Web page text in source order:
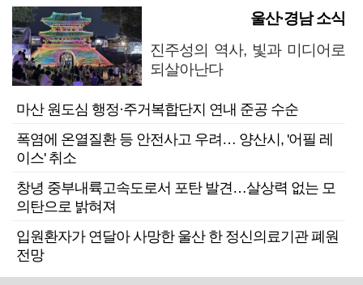
울산·경남 소식
진주성의 역사, 빛과 미디어로
되살아난다
마산 원도심 행정·주거복합단지 연내 준공 수순
폭염에 온열질환 등 안전사고 우려… 양산시, '어필 레
이스' 취소
창녕 중부내륙고속도로서 포탄 발견…살상력 없는 모
의탄으로 밝혀져
입원환자가 연달아 사망한 울산 한 정신의료기관 폐원
전망